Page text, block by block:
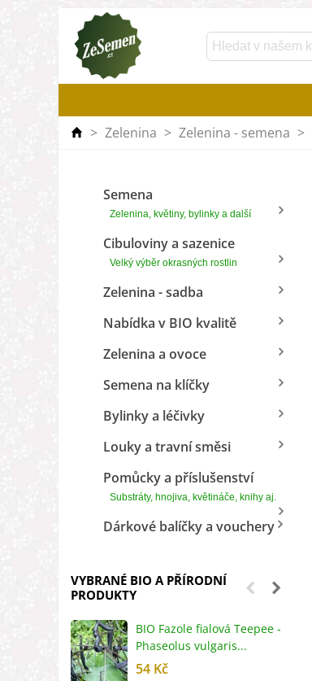
> Zelenina > Zelenina - semena >
Semena
Zelenina, květiny, bylinky a další
Cibuloviny a sazenice
Velký výběr okrasných rostlin
Zelenina - sadba
Nabídka v BIO kvalitě
Zelenina a ovoce
Semena na klíčky
Bylinky a léčivky
Louky a travní směsi
Pomůcky a příslušenství
Substráty, hnojiva, květináče, knihy aj.
Dárkové balíčky a vouchery
VYBRANÉ BIO A PŘÍRODNÍ
PRODUKTY
BIO Fazole fialová Teepee -
Phaseolus vulgaris...
54 Kč